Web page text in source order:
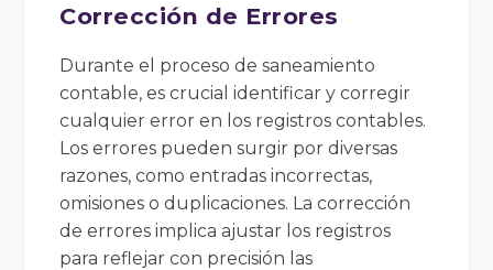
Corrección de Errores
Durante el proceso de saneamiento
contable, es crucial identificar y corregir
cualquier error en los registros contables.
Los errores pueden surgir por diversas
razones, como entradas incorrectas,
omisiones o duplicaciones. La corrección
de errores implica ajustar los registros
para reflejar con precisión las